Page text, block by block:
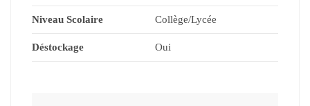
Niveau Scolaire Collège/Lycée
Déstockage Oui